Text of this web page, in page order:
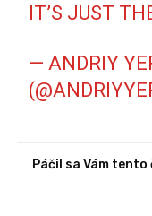
IT’S JUST
— ANDRIY
Páčil sa Vám